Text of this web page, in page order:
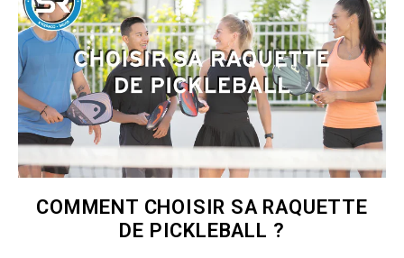
COMMENT CHOISIR SA RAQUETTE
DE PICKLEBALL ?